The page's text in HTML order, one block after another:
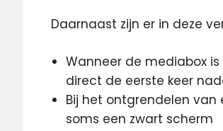
Daarnaast zijn er in deze
Wanneer de mediabox
direct de eerste keer
Bij het ontgrendelen
soms een zwart scherm